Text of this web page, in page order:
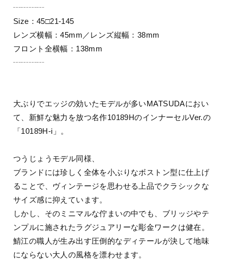
┄┄┄┄
Size：45□21-145
レンズ横幅：45mm／レンズ縦幅：38mm
フロント全横幅：138mm
┄┄┄┄
大ぶりでエッジの効いたモデルが多いMATSUDAにおい
て、新鮮な魅力を放つ名作10189HのインナーセルVer.の
「10189H-i」。
つうじょうモデル同様、
ブランドには珍しく全体を小ぶりなボストン型に仕上げ
ることで、ヴィンテージを思わせる上品でクラシックな
サイズ感に抑えています。
しかし、そのミニマルな佇まいの中でも、ブリッジやテ
ンプルに施されたラグジュアリーな彫金ワークは健在。
鯖江の職人が生み出す圧倒的なディテールが決して地味
にならない大人の風格を漂わせます。